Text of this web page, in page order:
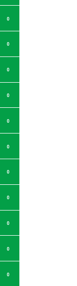
0
0
0
0
0
0
0
0
0
0
0